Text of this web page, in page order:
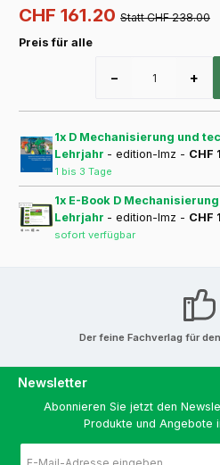
CHF 161.20 Statt CHF 238.00
Preis für alle
− +
1x D Mechanisierung und
Lehrjahr - edition-lmz - CHF
1 bis 3 Tage
1x E-Book D
Lehrjahr - edition-lmz - CHF
sofort verfügbar
Der feine Fachverlag für
Newsletter
Abonnieren Sie jetzt den
Produkte und Angebote
Mail-